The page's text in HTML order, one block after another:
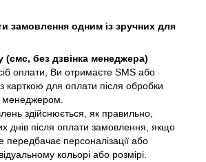
замовлення одним із зручних для
(смс, без дзвінка менеджера)
оплати, Ви отримаєте SMS або
карткою для оплати після обробки
здійснюється, як правильно,
днів після оплати замовлення, якщо
персоналізації або
кольорі або розмірі.